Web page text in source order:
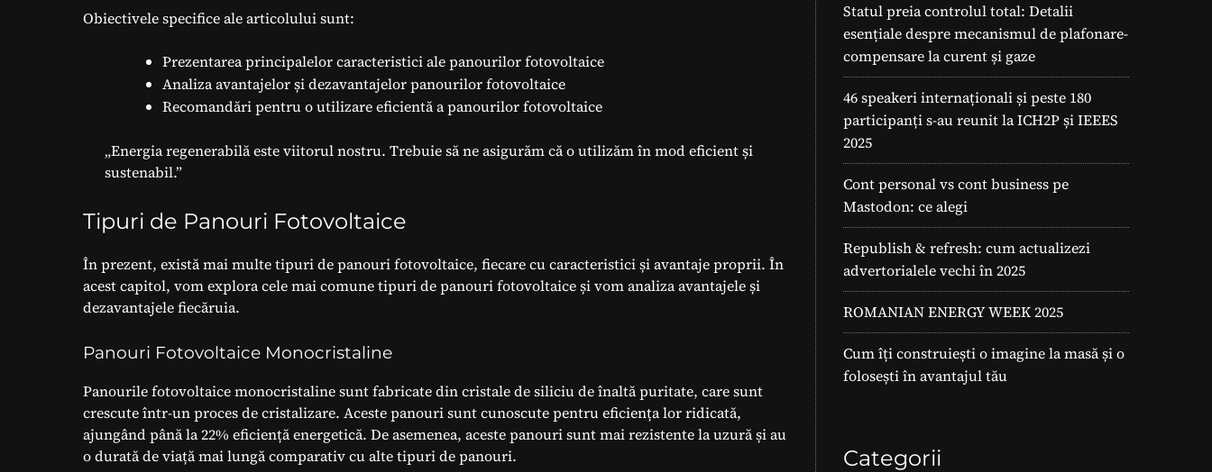
Obiectivele specifice ale articolului sunt:
Prezentarea principalelor caracteristici ale panourilor fotovoltaice
Analiza avantajelor și dezavantajelor panourilor fotovoltaice
Recomandări pentru o utilizare eficientă a panourilor fotovoltaice
„Energia regenerabilă este viitorul nostru. Trebuie să ne asigurăm că o utilizăm în mod eficient și
sustenabil.”
Tipuri de Panouri Fotovoltaice
În prezent, există mai multe tipuri de panouri fotovoltaice, fiecare cu caracteristici și avantaje proprii. În
acest capitol, vom explora cele mai comune tipuri de panouri fotovoltaice și vom analiza avantajele și
dezavantajele fiecăruia.
Panouri Fotovoltaice Monocristaline
Panourile fotovoltaice monocristaline sunt fabricate din cristale de siliciu de înaltă puritate, care sunt
crescute într-un proces de cristalizare. Aceste panouri sunt cunoscute pentru eficiența lor ridicată,
ajungând până la 22% eficiență energetică. De asemenea, aceste panouri sunt mai rezistente la uzură și au
o durată de viață mai lungă comparativ cu alte tipuri de panouri.
Statul preia controlul total: Detalii
esențiale despre mecanismul de plafonare-
compensare la curent și gaze
46 speakeri internaționali și peste 180
participanți s-au reunit la ICH2P și IEEES
2025
Cont personal vs cont business pe
Mastodon: ce alegi
Republish & refresh: cum actualizezi
advertorialele vechi în 2025
ROMANIAN ENERGY WEEK 2025
Cum îți construiești o imagine la masă și o
folosești în avantajul tău
Categorii